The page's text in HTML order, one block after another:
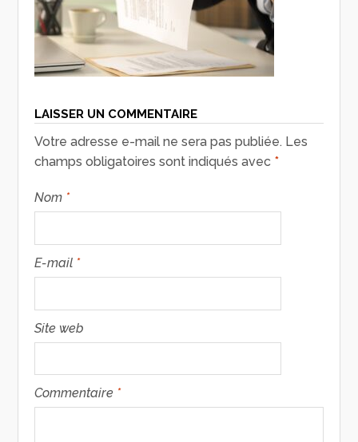
LAISSER UN COMMENTAIRE
Votre adresse e-mail ne sera pas publiée. Les
champs obligatoires sont indiqués avec *
Nom *
E-mail *
Site web
Commentaire *